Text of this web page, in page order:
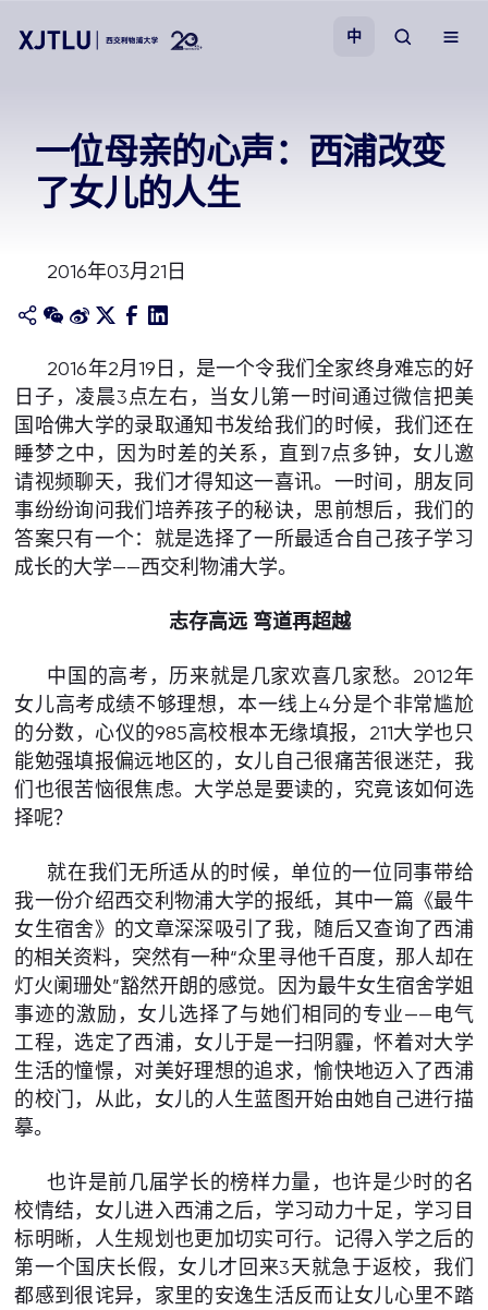
招生
学院
校园生活
关于我们
中
一位母亲的心声：西浦改变
了女儿的人生
2016年03月21日
2016年2月19日，是一个令我们全家终身难忘的好
日子，凌晨3点左右，当女儿第一时间通过微信把美
国哈佛大学的录取通知书发给我们的时候，我们还在
睡梦之中，因为时差的关系，直到7点多钟，女儿邀
请视频聊天，我们才得知这一喜讯。一时间，朋友同
事纷纷询问我们培养孩子的秘诀，思前想后，我们的
答案只有一个：就是选择了一所最适合自己孩子学习
成长的大学——西交利物浦大学。
志存高远 弯道再超越
中国的高考，历来就是几家欢喜几家愁。2012年
女儿高考成绩不够理想，本一线上4分是个非常尴尬
的分数，心仪的985高校根本无缘填报，211大学也只
能勉强填报偏远地区的，女儿自己很痛苦很迷茫，我
们也很苦恼很焦虑。大学总是要读的，究竟该如何选
择呢？
就在我们无所适从的时候，单位的一位同事带给
我一份介绍西交利物浦大学的报纸，其中一篇《最牛
女生宿舍》的文章深深吸引了我，随后又查询了西浦
的相关资料，突然有一种“众里寻他千百度，那人却在
灯火阑珊处”豁然开朗的感觉。因为最牛女生宿舍学姐
事迹的激励，女儿选择了与她们相同的专业——电气
工程，选定了西浦，女儿于是一扫阴霾，怀着对大学
生活的憧憬，对美好理想的追求，愉快地迈入了西浦
的校门，从此，女儿的人生蓝图开始由她自己进行描
摹。
也许是前几届学长的榜样力量，也许是少时的名
校情结，女儿进入西浦之后，学习动力十足，学习目
标明晰，人生规划也更加切实可行。记得入学之后的
第一个国庆长假，女儿才回来3天就急于返校，我们
都感到很诧异，家里的安逸生活反而让女儿心里不踏